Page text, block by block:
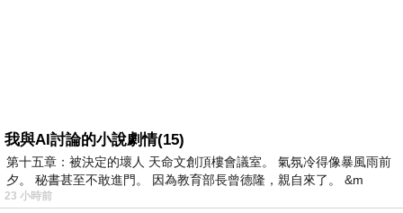
我與AI討論的小說劇情(15)
第十五章：被決定的壞人 天命文創頂樓會議室。 氣氛冷得像暴風雨前
夕。 秘書甚至不敢進門。 因為教育部長曾德隆，親自來了。 &m
23 小時前